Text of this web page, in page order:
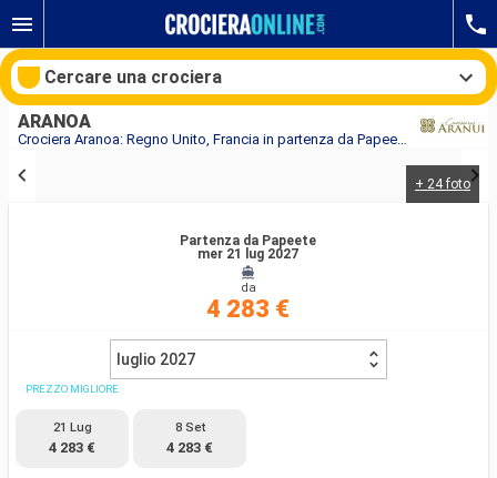
Crociera Aranoa: Regno Unito, Francia in partenza da Papeete
ARANOA
+ 24 foto
Partenza da Papeete
mer 21 lug 2027
da
4 283 €
luglio 2027
PREZZO MIGLIORE
21 Lug
4 283 €
8 Set
4 283 €
Cercare una crociera